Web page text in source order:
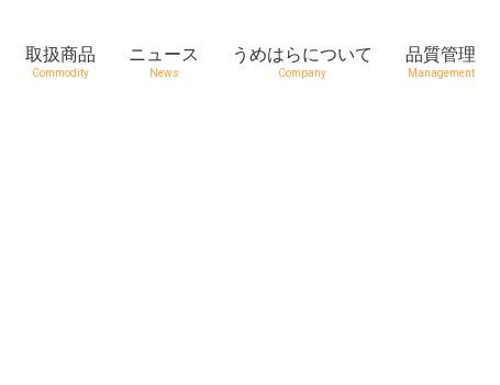
取扱商品
Commodity
ニュース
News
うめはらについて
Company
品質管理
Management